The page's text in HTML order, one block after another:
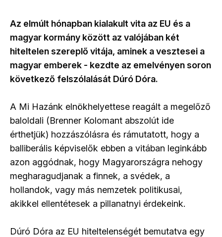
Az elmúlt hónapban kialakult vita az EU és a
magyar kormány között az valójában két
hiteltelen szereplő vitája, aminek a vesztesei a
magyar emberek - kezdte az emelvényen soron
következő felszólalását Dúró Dóra.
A Mi Hazánk elnökhelyettese reagált a megelőző
baloldali (Brenner Kolomant abszolút ide
érthetjük) hozzászólásra és rámutatott, hogy a
balliberális képviselők ebben a vitában leginkább
azon aggódnak, hogy Magyarországra nehogy
megharagudjanak a finnek, a svédek, a
hollandok, vagy más nemzetek politikusai,
akikkel ellentétesek a pillanatnyi érdekeink.
Dúró Dóra az EU hiteltelenségét bemutatva egy